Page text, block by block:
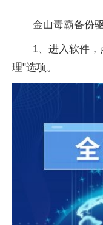
金山毒霸备份
1、进入软件
理"选项。